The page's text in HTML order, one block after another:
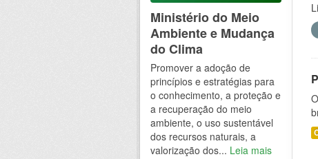
Ministério do Meio
Ambiente e Mudança
do Clima
Promover a adoção de
princípios e estratégias para
o conhecimento, a proteção e
a recuperação do meio
ambiente, o uso sustentável
dos recursos naturais, a
valorização dos... Leia mais